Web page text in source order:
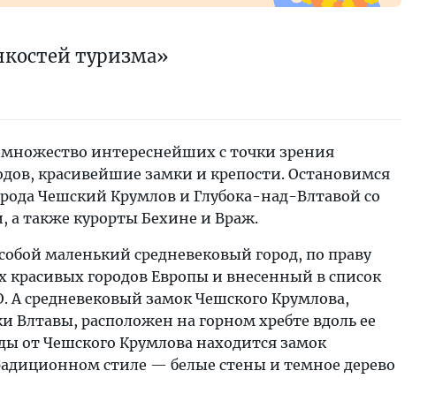
туризма»
интереснейших с точки зрения
красивейшие замки и крепости. Остановимся
Чешский Крумлов и Глубока-над-Влтавой со
также курорты Бехине и Враж.
маленький средневековый город, по праву
городов Европы и внесенный в список
средневековый замок Чешского Крумлова,
Влтавы, расположен на горном хребте вдоль ее
от Чешского Крумлова находится замок
стиле — белые стены и темное дерево